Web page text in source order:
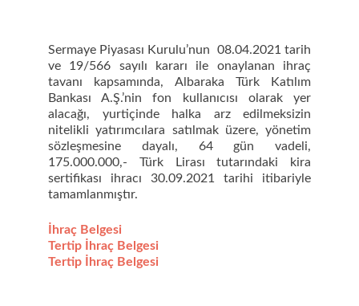
Sermaye Piyasası Kurulu’nun 08.04.2021 tarih
ve 19/566 sayılı kararı ile onaylanan ihraç
tavanı kapsamında, Albaraka Türk Katılım
Bankası A.Ş.’nin fon kullanıcısı olarak yer
alacağı, yurtiçinde halka arz edilmeksizin
nitelikli yatırımcılara satılmak üzere, yönetim
sözleşmesine dayalı, 64 gün vadeli,
175.000.000,- Türk Lirası tutarındaki kira
sertifikası ihracı 30.09.2021 tarihi itibariyle
tamamlanmıştır.
İhraç Belgesi
Tertip İhraç Belgesi
Tertip İhraç Belgesi